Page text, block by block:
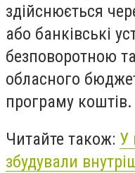
здійснюється
або банківські
безповоротною
обласного
програму коштів.
Читайте також: У
збудували